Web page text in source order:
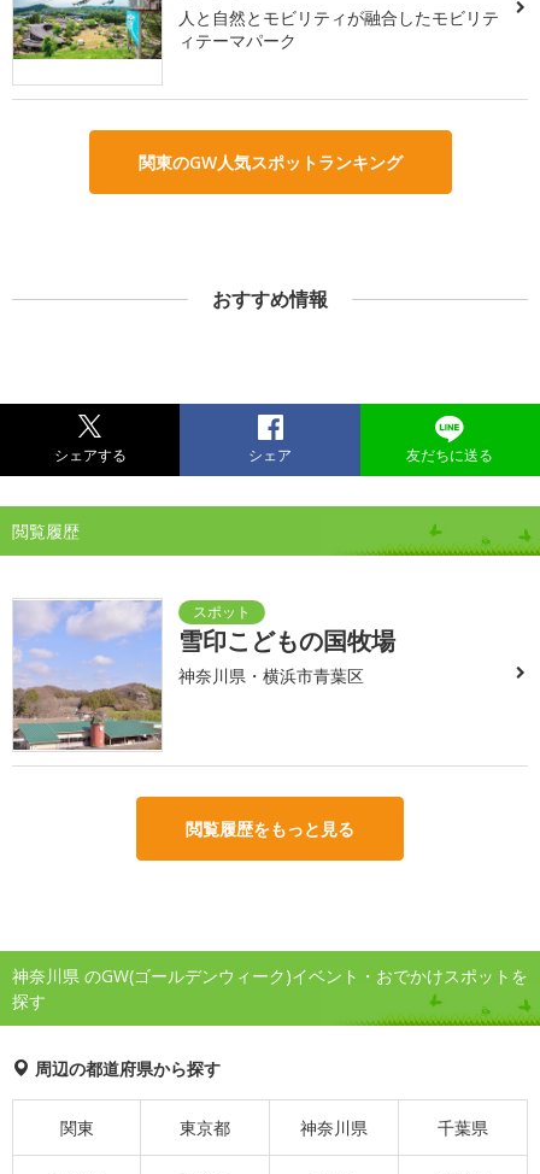
人と自然とモビリティが融合したモビリテ
ィテーマパーク
関東のGW人気スポットランキング
おすすめ情報
シェアする シェア 友だちに送る
閲覧履歴
雪印こどもの国牧場
神奈川県・横浜市青葉区
閲覧履歴をもっと見る
神奈川県 のGW(ゴールデンウィーク)イベント・おでかけスポットを
探す
周辺の都道府県から探す
関東 東京都 神奈川県 千葉県